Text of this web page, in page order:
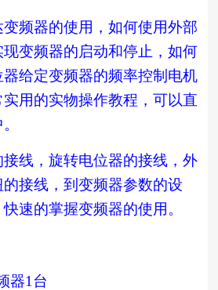
频器的使用，如何使用外部
变频器的启动和停止，如何
给定变频器的频率控制电机
用的实物操作教程，可以直
线，旋转电位器的接线，外
接线，到变频器参数的设
速的掌握变频器的使用。
器1 台